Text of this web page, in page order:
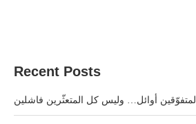
Recent Posts
أوائل… وليس كل المتعثّرين فاشلين